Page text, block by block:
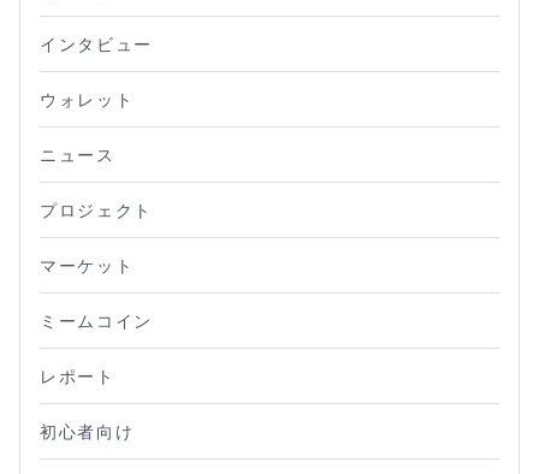
インタビュー
ウォレット
ニュース
プロジェクト
マーケット
ミームコイン
レポート
初心者向け